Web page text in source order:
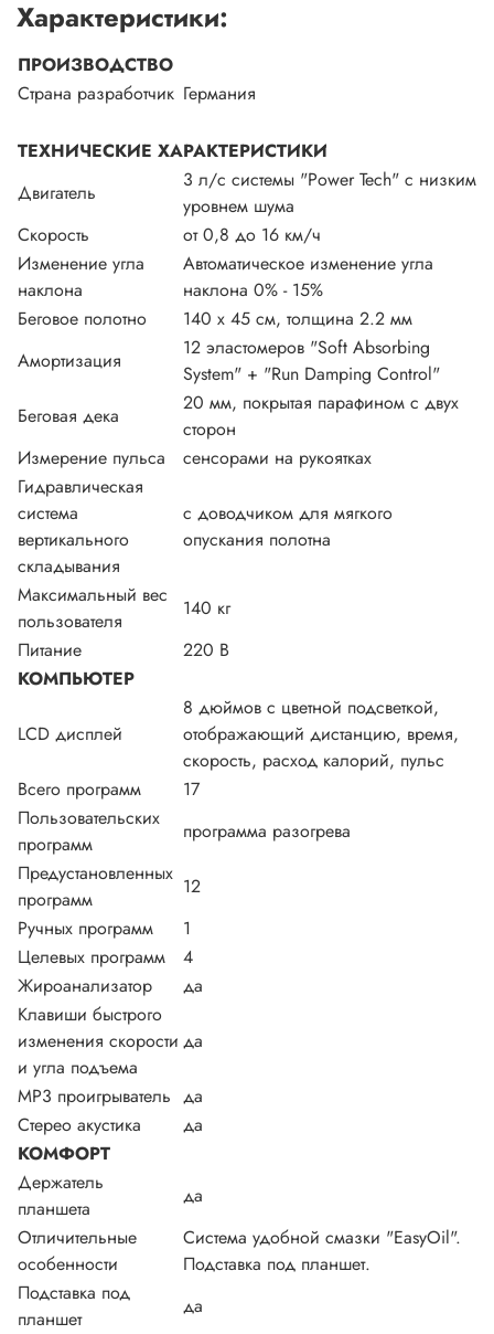
Характеристики:
ПРОИЗВОДСТВО
Страна разработчик Германия
ТЕХНИЧЕСКИЕ ХАРАКТЕРИСТИКИ
Двигатель
3 л/с системы "Power Tech" с низким
уровнем шума
Скорость
от 0,8 до 16 км/ч
Изменение угла
наклона
Автоматическое изменение угла
наклона 0% - 15%
Беговое полотно
140 х 45 см, толщина 2.2 мм
Амортизация
12 эластомеров "Soft Absorbing
System" + "Run Damping Control"
Беговая дека
20 мм, покрытая парафином с двух
сторон
Измерение пульса
сенсорами на рукоятках
Гидравлическая
система
вертикального
складывания
с доводчиком для мягкого
опускания полотна
Максимальный вес
пользователя
140 кг
Питание
220 В
КОМПЬЮТЕР
LCD дисплей
8 дюймов с цветной подсветкой,
отображающий дистанцию, время,
скорость, расход калорий, пульс
Всего программ
17
Пользовательских
программ
программа разогрева
Предустановленных
программ
12
Ручных программ
1
Целевых программ
4
Жироанализатор
да
Клавиши быстрого
изменения скорости
и угла подъема
да
MP3 проигрыватель да
Стерео акустика
да
КОМФОРТ
Держатель
планшета
да
Отличительные
особенности
Система удобной смазки "EasyOil".
Подставка под планшет.
Подставка под
планшет
да